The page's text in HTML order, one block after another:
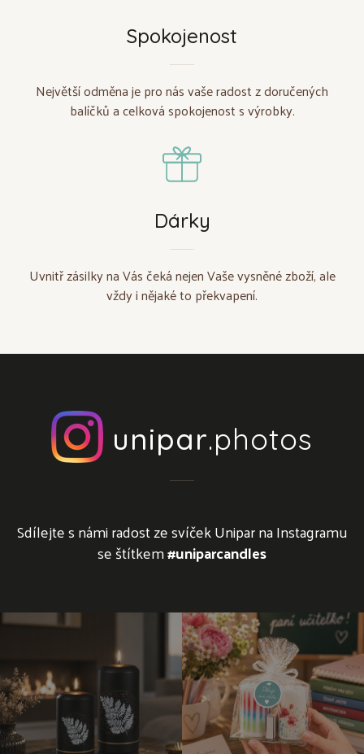
Spokojenost
Největší odměna je pro nás vaše radost z doručených
balíčků a celková spokojenost s výrobky.
Dárky
Uvnitř zásilky na Vás čeká nejen Vaše vysněné zboží, ale
vždy i nějaké to překvapení.
unipar.photos
Sdílejte s námi radost ze svíček Unipar na Instagramu
se štítkem#uniparcandles